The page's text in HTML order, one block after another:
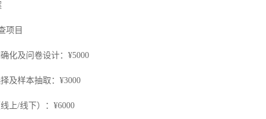
项目
化及问卷设计：¥5000
及样本抽取：¥3000
上/线下）：¥6000